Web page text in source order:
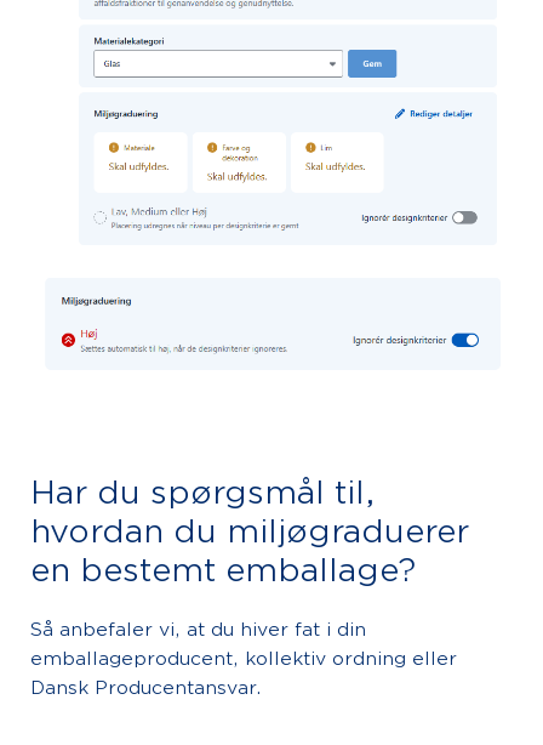
Har du spørgsmål til,
hvordan du miljøgraduerer
en bestemt emballage?
Så anbefaler vi, at du hiver fat i din
emballageproducent, kollektiv ordning eller
Dansk Producentansvar.